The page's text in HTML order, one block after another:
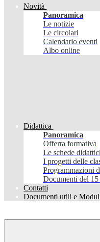
Novità
Panoramica
Le notizie
Le circolari
Calendario eventi
Albo online
Didattica
Panoramica
Offerta formativa
Le schede
I progetti delle
Programmazioni
Documenti del
Contatti
Documenti utili e